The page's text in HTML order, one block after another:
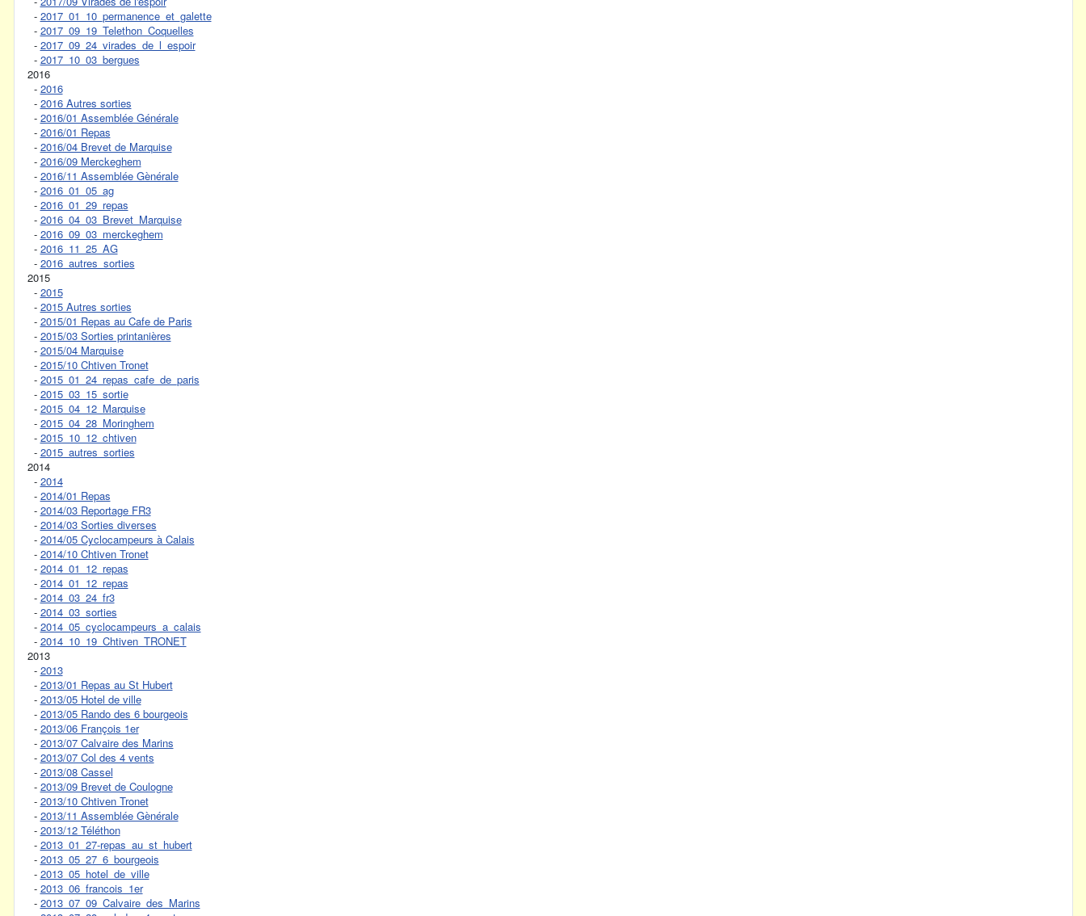
- 2017_01_10_permanence_et_galette
- 2017_09_19_Telethon_Coquelles
- 2017_09_24_virades_de_l_espoir
- 2017_10_03_bergues
2016
- 2016
- 2016 Autres sorties
- 2016/01 Assemblée Générale
- 2016/01 Repas
- 2016/04 Brevet de Marquise
- 2016/09 Merckeghem
- 2016/11 Assemblée Gènérale
- 2016_01_05_ag
- 2016_01_29_repas
- 2016_04_03_Brevet_Marquise
- 2016_09_03_merckeghem
- 2016_11_25_AG
- 2016_autres_sorties
2015
- 2015
- 2015 Autres sorties
- 2015/01 Repas au Cafe de Paris
- 2015/03 Sorties printanières
- 2015/04 Marquise
- 2015/10 Chtiven Tronet
- 2015_01_24_repas_cafe_de_paris
- 2015_03_15_sortie
- 2015_04_12_Marquise
- 2015_04_28_Moringhem
- 2015_10_12_chtiven
- 2015_autres_sorties
2014
- 2014
- 2014/01 Repas
- 2014/03 Reportage FR3
- 2014/03 Sorties diverses
- 2014/05 Cyclocampeurs à Calais
- 2014/10 Chtiven Tronet
- 2014_01_12_repas
- 2014_01_12_repas
- 2014_03_24_fr3
- 2014_03_sorties
- 2014_05_cyclocampeurs_a_calais
- 2014_10_19_Chtiven_TRONET
2013
- 2013
- 2013/01 Repas au St Hubert
- 2013/05 Hotel de ville
- 2013/05 Rando des 6 bourgeois
- 2013/06 François 1er
- 2013/07 Calvaire des Marins
- 2013/07 Col des 4 vents
- 2013/08 Cassel
- 2013/09 Brevet de Coulogne
- 2013/10 Chtiven Tronet
- 2013/11 Assemblée Gènérale
- 2013/12 Téléthon
- 2013_01_27-repas_au_st_hubert
- 2013_05_27_6_bourgeois
- 2013_05_hotel_de_ville
- 2013_06_francois_1er
- 2013_07_09_Calvaire_des_Marins